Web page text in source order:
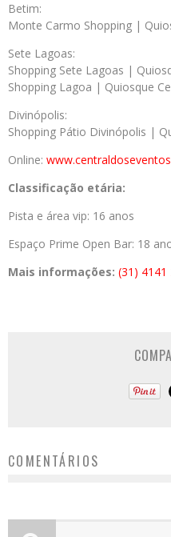
Betim:
Monte Carmo Shopping |
Sete Lagoas:
Shopping Sete Lagoas |
Shopping Lagoa | Quiosque
Divinópolis:
Shopping Pátio Divinópolis |
Online:
Classificação etária:
Pista e área vip: 16 anos
Espaço Prime Open Bar: 18
Mais informações: (31) 4141
COMENTÁRIOS